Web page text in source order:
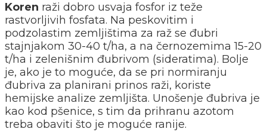
Koren raži dobro usvaja fosfor iz teže
rastvorljivih fosfata. Na peskovitim i
podzolastim zemljištima za raž se đubri
stajnjakom 30-40 t/ha, a na černozemima 15-20
t/ha i zelenišnim đubrivom (sideratima). Bolje
je, ako je to moguće, da se pri normiranju
đubriva za planirani prinos raži, koriste
hemijske analize zemljišta. Unošenje đubriva je
kao kod pšenice, s tim da prihranu azotom
treba obaviti što je moguće ranije.